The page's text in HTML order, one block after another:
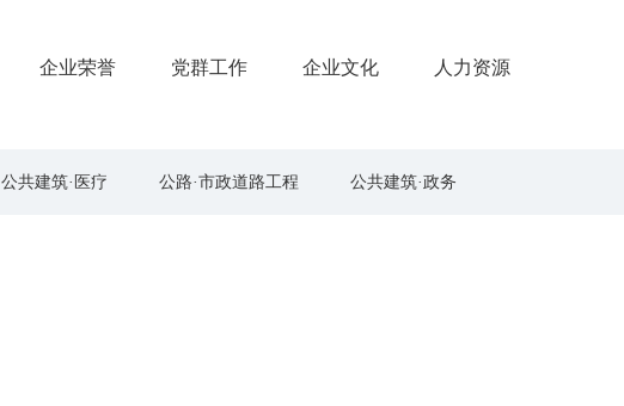
企业荣誉 党群工作 企业文化 人力资源
公共建筑·医疗 公路·市政道路工程 公共建筑·政务